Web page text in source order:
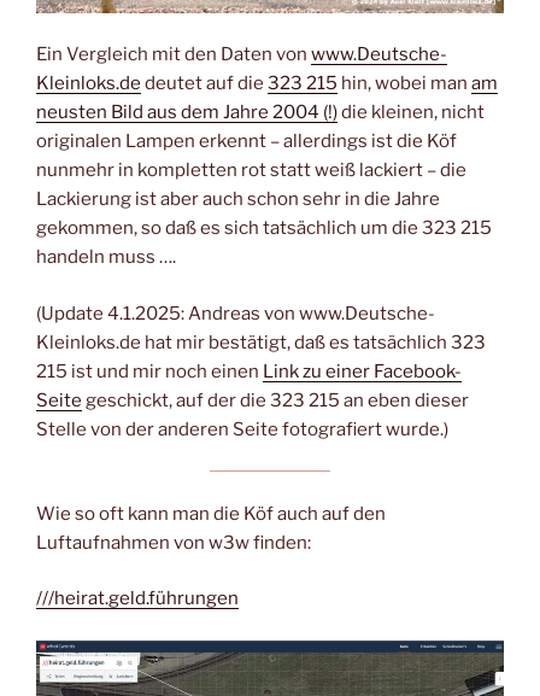
Ein Vergleich mit den Daten von www.Deutsche-
Kleinloks.de deutet auf die 323 215 hin, wobei man am
neusten Bild aus dem Jahre 2004 (!)die kleinen, nicht
originalen Lampen erkennt – allerdings ist die Köf
nunmehr in kompletten rot statt weiß lackiert – die
Lackierung ist aber auch schon sehr in die Jahre
gekommen, so daß es sich tatsächlich um die 323 215
handeln muss ….
(Update 4.1.2025: Andreas von www.Deutsche-
Kleinloks.de hat mir bestätigt, daß es tatsächlich 323
215 ist und mir noch einen Link zu einer Facebook-
Seite geschickt, auf der die 323 215 an eben dieser
Stelle von der anderen Seite fotografiert wurde.)
Wie so oft kann man die Köf auch auf den
Luftaufnahmen von w3w finden:
///heirat.geld.führungen